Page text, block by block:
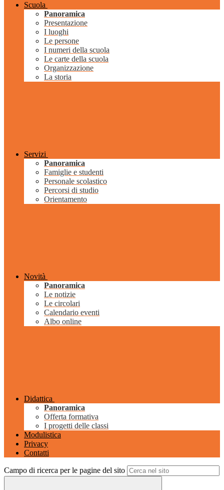
Scuola
Panoramica
Presentazione
I luoghi
Le persone
I numeri della scuola
Le carte della scuola
Organizzazione
La storia
Servizi
Panoramica
Famiglie e studenti
Personale scolastico
Percorsi di studio
Orientamento
Novità
Panoramica
Le notizie
Le circolari
Calendario eventi
Albo online
Didattica
Panoramica
Offerta formativa
I progetti delle classi
Modulistica
Privacy
Contatti
Campo di ricerca per le pagine del sito